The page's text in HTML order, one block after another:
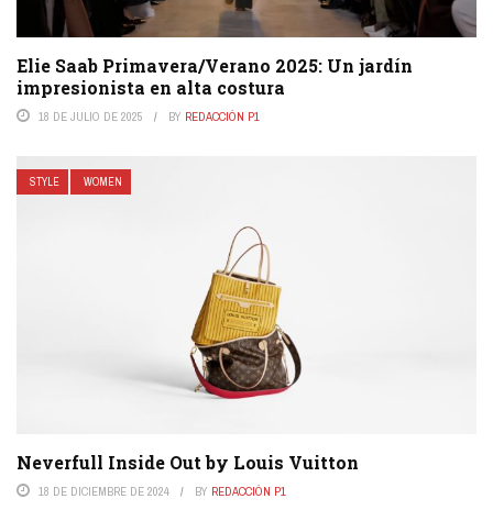
Elie Saab Primavera/Verano 2025: Un jardín
impresionista en alta costura
18 DE JULIO DE 2025 BY REDACCIÓN P1
STYLE WOMEN
Neverfull Inside Out by Louis Vuitton
18 DE DICIEMBRE DE 2024 BY REDACCIÓN P1